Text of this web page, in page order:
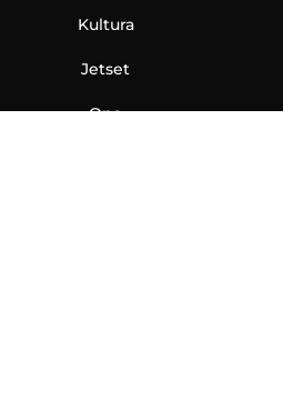
Kultura
Jetset
Ona